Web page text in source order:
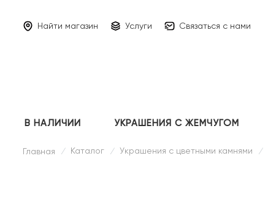
Найти магазин Услуги Связаться с нами
В НАЛИЧИИ УКРАШЕНИЯ С ЖЕМЧУГОМ
Главная / Каталог / Украшения с цветными камнями /